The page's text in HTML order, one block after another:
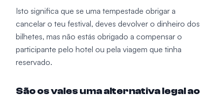
Isto significa que se uma tempestade obrigar a
cancelar o teu festival, deves devolver o dinheiro dos
bilhetes, mas não estás obrigado a compensar o
participante pelo hotel ou pela viagem que tinha
reservado.
São os vales uma alternativa legal ao